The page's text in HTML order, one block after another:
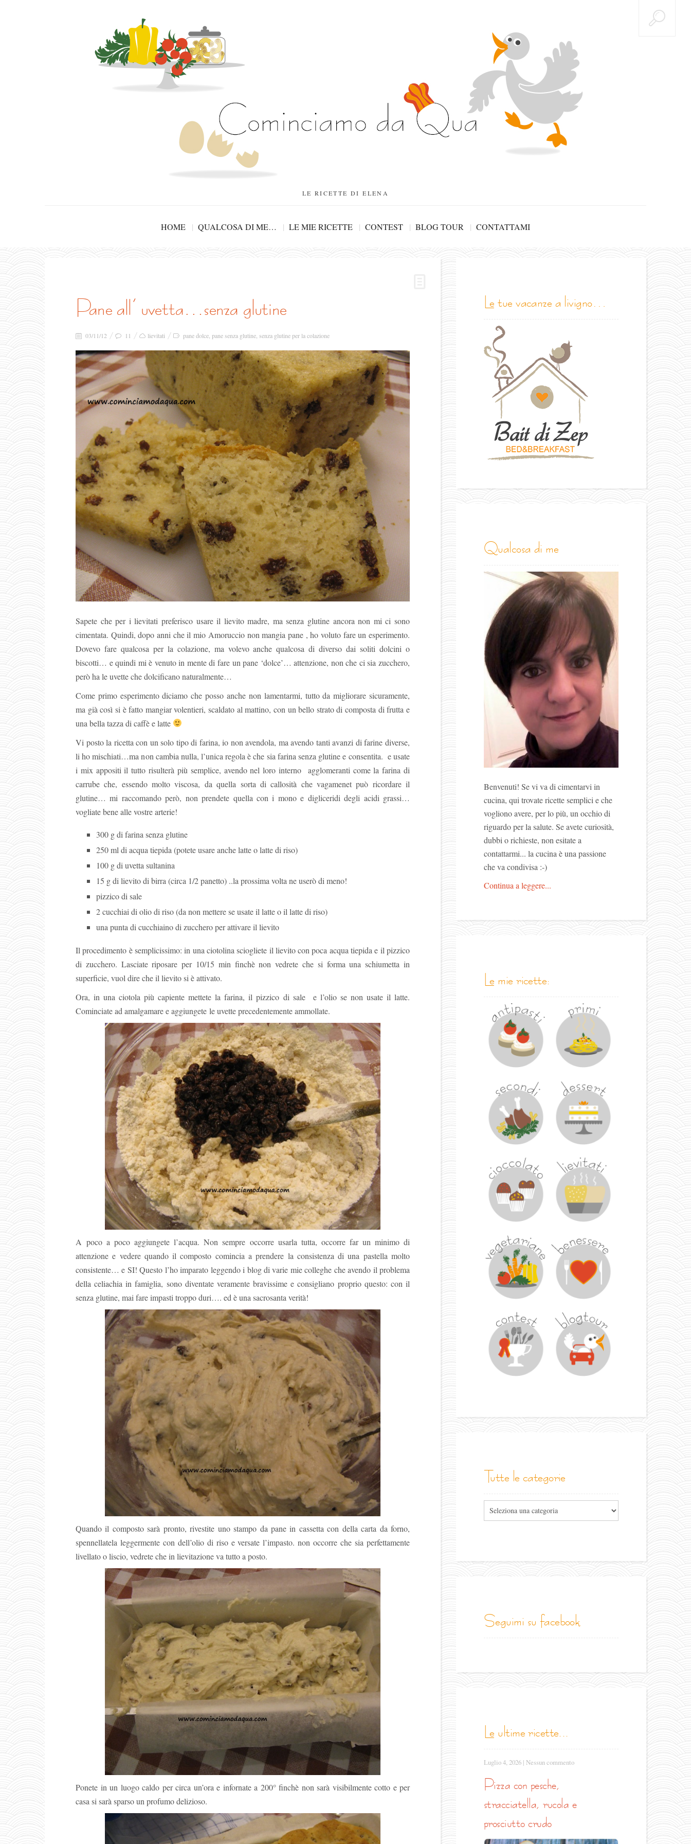
LE RICETTE DI ELENA
HOME QUALCOSA DI ME… LE MIE RICETTE CONTEST BLOG TOUR CONTATTAMI
pane all’ uvetta…senza glutine
03/11/12 11 lievitati pane dolce pane senza glutine senza glutine per la colazione
Sapete che per i lievitati preferisco usare il lievito madre, ma senza glutine ancora non mi ci sono
cimentata. Quindi, dopo anni che il mio Amoruccio non mangia pane , ho voluto fare un esperimento.
Dovevo fare qualcosa per la colazione, ma volevo anche qualcosa di diverso dai soliti dolcini o
biscotti… e quindi mi è venuto in mente di fare un pane ‘dolce’… attenzione, non che ci sia zucchero,
però ha le uvette che dolcificano naturalmente…
Come primo esperimento diciamo che posso anche non lamentarmi, tutto da migliorare sicuramente,
ma già così si è fatto mangiar volentieri, scaldato al mattino, con un bello strato di composta di frutta e
una bella tazza di caffè e latte
Vi posto la ricetta con un solo tipo di farina, io non avendola, ma avendo tanti avanzi di farine diverse,
li ho mischiati…ma non cambia nulla, l’unica regola è che sia farina senza glutine e consentita. e usate
i mix appositi il tutto risulterà più semplice, avendo nel loro interno agglomeranti come la farina di
carrube che, essendo molto viscosa, da quella sorta di callosità che vagamenet può ricordare il
glutine… mi raccomando però, non prendete quella con i mono e digliceridi degli acidi grassi…
vogliate bene alle vostre arterie!
300 g di farina senza glutine
250 ml di acqua tiepida (potete usare anche latte o latte di riso)
100 g di uvetta sultanina
15 g di lievito di birra (circa 1/2 panetto) ..la prossima volta ne userò di meno!
pizzico di sale
2 cucchiai di olio di riso (da non mettere se usate il latte o il latte di riso)
una punta di cucchiaino di zucchero per attivare il lievito
Il procedimento è semplicissimo: in una ciotolina sciogliete il lievito con poca acqua tiepida e il pizzico
di zucchero. Lasciate riposare per 10/15 min finchè non vedrete che si forma una schiumetta in
superficie, vuol dire che il lievito si è attivato.
Ora, in una ciotola più capiente mettete la farina, il pizzico di sale e l’olio se non usate il latte.
Cominciate ad amalgamare e aggiungete le uvette precedentemente ammollate.
A poco a poco aggiungete l’acqua. Non sempre occorre usarla tutta, occorre far un minimo di
attenzione e vedere quando il composto comincia a prendere la consistenza di una pastella molto
consistente… e SI! Questo l’ho imparato leggendo i blog di varie mie colleghe che avendo il problema
della celiachia in famiglia, sono diventate veramente bravissime e consigliano proprio questo: con il
senza glutine, mai fare impasti troppo duri…. ed è una sacrosanta verità!
Quando il composto sarà pronto, rivestite uno stampo da pane in cassetta con della carta da forno,
spennellatela leggermente con dell’olio di riso e versate l’impasto. non occorre che sia perfettamente
livellato o liscio, vedrete che in lievitazione va tutto a posto.
Ponete in un luogo caldo per circa un’ora e infornate a 200° finchè non sarà visibilmente cotto e per
casa si sarà sparso un profumo delizioso.
le tue vacanze a livigno…
qualcosa di me
Benvenuti! Se vi va di cimentarvi in
cucina, qui trovate ricette semplici e che
vogliono avere, per lo più, un occhio di
riguardo per la salute. Se avete curiosità,
dubbi o richieste, non esitate a
contattarmi... la cucina è una passione
che va condivisa :-)
Continua a leggere...
le mie ricette:
tutte le categorie
seguimi su facebook
le ultime ricette...
Luglio 4, 2026 | Nessun commento
pizza con pesche,
stracciatella, rucola e
prosciutto crudo